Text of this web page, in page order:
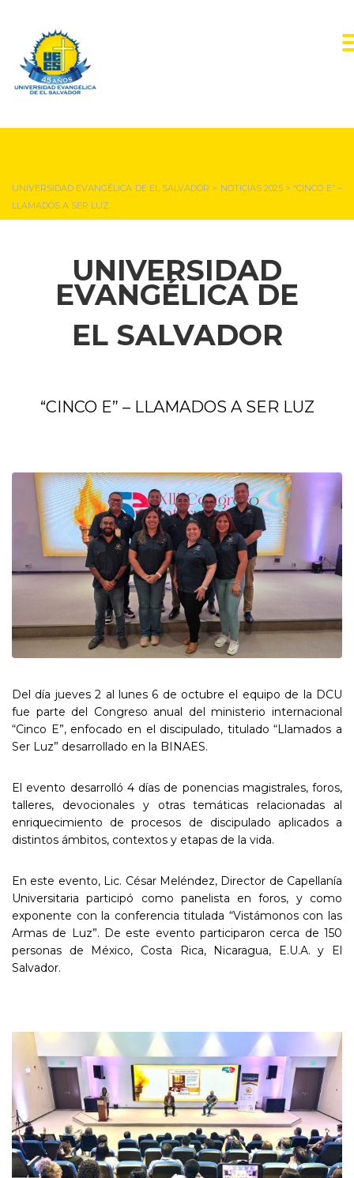
UNIVERSIDAD EVANGÉLICA DE EL SALVADOR > NOTICIAS 2025>“CINCO E” –
LLAMADOS A SER LUZ
UNIVERSIDAD
EVANGÉLICA DE
EL SALVADOR
“CINCO E” – LLAMADOS A SER LUZ
Del día jueves 2 al lunes 6 de octubre el equipo de la DCU
fue parte del Congreso anual del ministerio internacional
“Cinco E”, enfocado en el discipulado, titulado “Llamados a
Ser Luz” desarrollado en la BINAES.
El evento desarrolló 4 días de ponencias magistrales, foros,
talleres, devocionales y otras temáticas relacionadas al
enriquecimiento de procesos de discipulado aplicados a
distintos ámbitos, contextos y etapas de la vida.
En este evento, Lic. César Meléndez, Director de Capellanía
Universitaria participó como panelista en foros, y como
exponente con la conferencia titulada “Vistámonos con las
Armas de Luz”. De este evento participaron cerca de 150
personas de México, Costa Rica, Nicaragua, E.U.A. y El
Salvador.